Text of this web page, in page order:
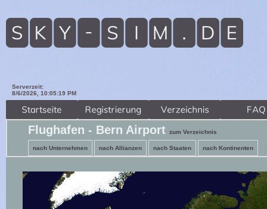
Serverzeit:
8/6/2026, 10:05:21 PM
Flughafen - Bern Airport zum Verzeichnis
nach Unternehmen nach Allianzen nach Staaten nach Kontinenten